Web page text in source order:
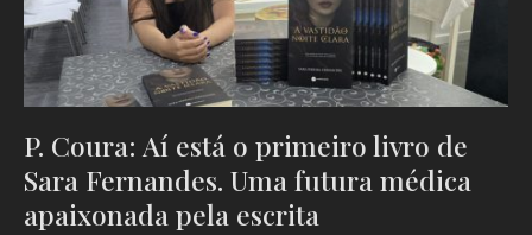
P. Coura: Aí está o primeiro livro de
Sara Fernandes. Uma futura médica
apaixonada pela escrita